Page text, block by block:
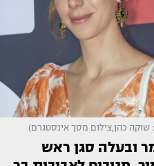
שוקה כהן,צילום מסך אינסטגרם)
ובעלה סגן ראש